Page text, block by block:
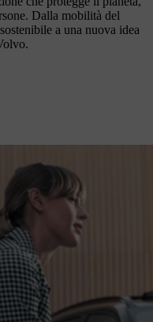
Dalla mobilità del
a una nuova idea